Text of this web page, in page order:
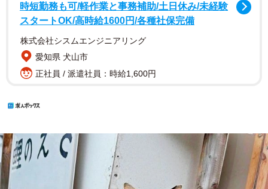
時短勤務も可/軽作業と事務補助/土日休み/未経験
スタートOK/高時給1600円/各種社保完備
株式会社シスムエンジニアリング
愛知県 犬山市
正社員 / 派遣社員：時給1,600円